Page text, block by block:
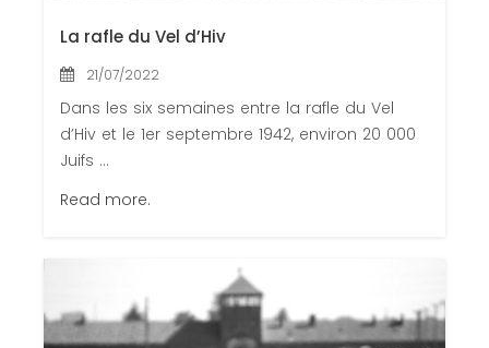
La rafle du Vel d’Hiv
21/07/2022
Dans les six semaines entre la rafle du Vel
d’Hiv et le 1er septembre 1942, environ 20 000
Juifs ...
Read more.